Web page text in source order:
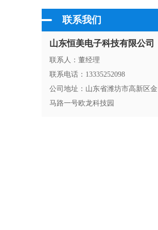
联系我们
山东恒美电子科技有限公司
联系人：董经理
联系电话：13335252098
公司地址：山东省潍坊市高新区金
马路一号欧龙科技园